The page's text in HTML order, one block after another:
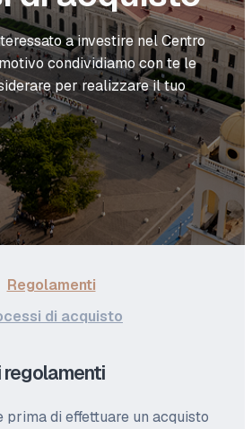
a investire nel Centro
condividiamo con te le
per realizzare il tuo
Regolamenti
di acquisto
regolamenti
prima di effettuare un acquisto